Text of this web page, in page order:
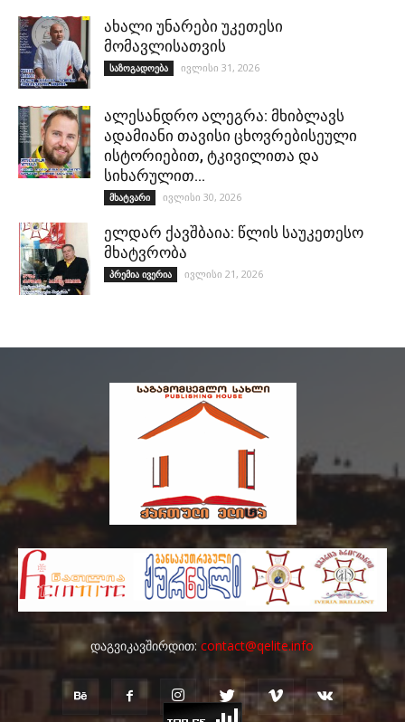
ახალი უნარები უკეთესი
მომავლისათვის
საზოგადოება ივლისი 31, 2026
ალესანდრო ალეგრა: მხიბლავს
ადამიანი თავისი ცხოვრებისეული
ისტორიებით, ტკივილითა და
სიხარულით…
მხატვარი ივლისი 30, 2026
ელდარ ქავშბაია: წლის საუკეთესო
მხატვრობა
პრემია ივერია ივლისი 21, 2026
დაგვიკავშირდით:contact@qelite.info